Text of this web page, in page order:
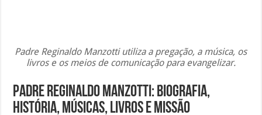
Padre Reginaldo Manzotti utiliza a pregação, a música, os
livros e os meios de comunicação para evangelizar.
Padre Reginaldo Manzotti: Biografia,
História, Músicas, Livros e Missão